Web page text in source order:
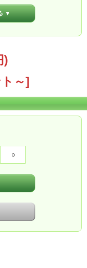
米・もみ貯蔵」
れ、10年以上も
ばれています！
村別総合評価で
け高い信頼を獲
▼
)
～]
○